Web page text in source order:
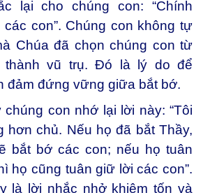
lại cho chúng con: “Chính
con”. Chúng con không tự
Chúa đã chọn chúng con từ
thành vũ trụ. Đó là lý do để
đảm đứng vững giữa bắt bớ.
chúng con nhớ lại lời này: “Tôi
hơn chủ. Nếu họ đã bắt Thầy,
bắt bớ các con; nếu họ tuân
họ cũng tuân giữ lời các con”.
là lời nhắc nhở khiêm tốn và